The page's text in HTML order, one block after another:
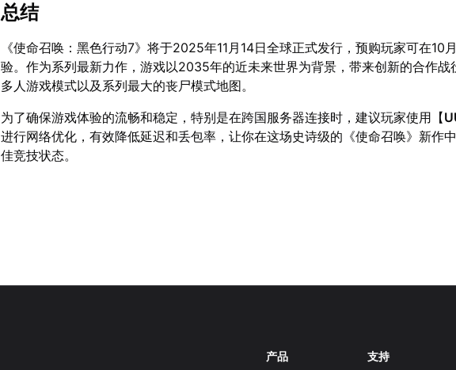
总结
《使命召唤：黑色行动7》将于2025年11月14日全球正式发行，预购玩家可在10
验。作为系列最新力作，游戏以2035年的近未来世界为背景，带来创新的合作战
多人游戏模式以及系列最大的丧尸模式地图。
为了确保游戏体验的流畅和稳定，特别是在跨国服务器连接时，建议玩家使用【
进行网络优化，有效降低延迟和丢包率，让你在这场史诗级的《使命召唤》新作
佳竞技状态。
产品 支持